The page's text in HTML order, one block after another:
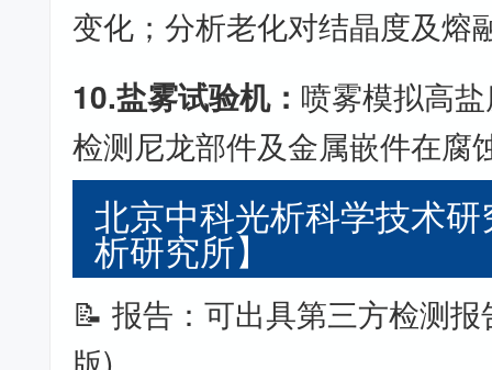
变化；分析老化对结晶度及熔
10.盐雾试验机： 喷雾模拟高
检测尼龙部件及金属嵌件在腐
北京中科光析科学技术
析研究所】
📝 报告：可出具第三方检测
版)。